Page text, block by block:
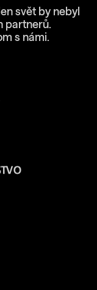
svět by nebyl
partnerů.
s námi.